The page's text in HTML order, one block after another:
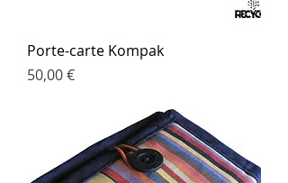
Porte-carte Kompak
Prix
50,00 €